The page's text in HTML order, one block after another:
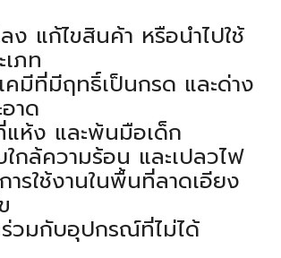
ง แก้ไขสินค้า หรือนำไปใช้
ภท
คมีที่มีฤทธิ์เป็นกรด และด่าง
าด
แห้ง และพ้นมือเด็ก
กล้ความร้อน และเปลวไฟ
ารใช้งานในพื้นที่ลาดเอียง
ร่วมกับอุปกรณ์ที่ไม่ได้